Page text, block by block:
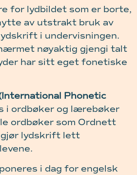
for lydbildet som er borte,
av utstrakt bruk av
i undervisningen.
nøyaktig gjengi talt
har sitt eget fonetiske
Phonetic
i ordbøker og lærebøker
ordbøker som Ordnett
gjør lydskrift lett
i dag for engelsk